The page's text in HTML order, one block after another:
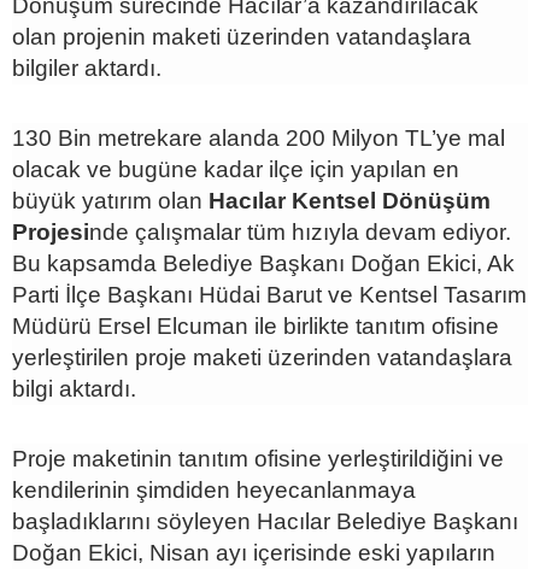
Dönüşüm sürecinde Hacılar’a kazandırılacak
olan projenin maketi üzerinden vatandaşlara
bilgiler aktardı.
130 Bin metrekare alanda 200 Milyon TL’ye mal
olacak ve bugüne kadar ilçe için yapılan en
büyük yatırım olan Hacılar Kentsel Dönüşüm
Projesinde çalışmalar tüm hızıyla devam ediyor.
Bu kapsamda Belediye Başkanı Doğan Ekici, Ak
Parti İlçe Başkanı Hüdai Barut ve Kentsel Tasarım
Müdürü Ersel Elcuman ile birlikte tanıtım ofisine
yerleştirilen proje maketi üzerinden vatandaşlara
bilgi aktardı.
Proje maketinin tanıtım ofisine yerleştirildiğini ve
kendilerinin şimdiden heyecanlanmaya
başladıklarını söyleyen Hacılar Belediye Başkanı
Doğan Ekici, Nisan ayı içerisinde eski yapıların